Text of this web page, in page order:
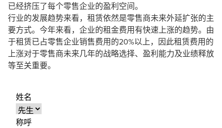
已经挤压了每个零售企业的盈利空间。
行业的发展趋势来看，租赁依然是零售商未来外延扩张的主
要方式。今年来看，企业的租金费用有快速上涨的趋势。由
于租赁已占零售企业销售费用的20%以上，因此租赁费用的
上涨对于零售商未来几年的战略选择、盈利能力及业绩释放
等至关重要。
姓名
称呼